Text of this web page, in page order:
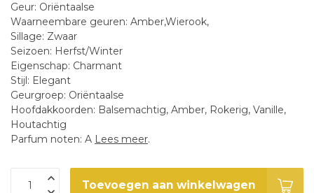
Geur: Oriëntaalse
Waarneembare geuren: Amber,Wierook,
Sillage: Zwaar
Seizoen: Herfst/Winter
Eigenschap: Charmant
Stijl: Elegant
Geurgroep: Oriëntaalse
Hoofdakkoorden: Balsemachtig, Amber, Rokerig, Vanille,
Houtachtig
Parfum noten: A Lees meer.
Toevoegen aan winkelwagen